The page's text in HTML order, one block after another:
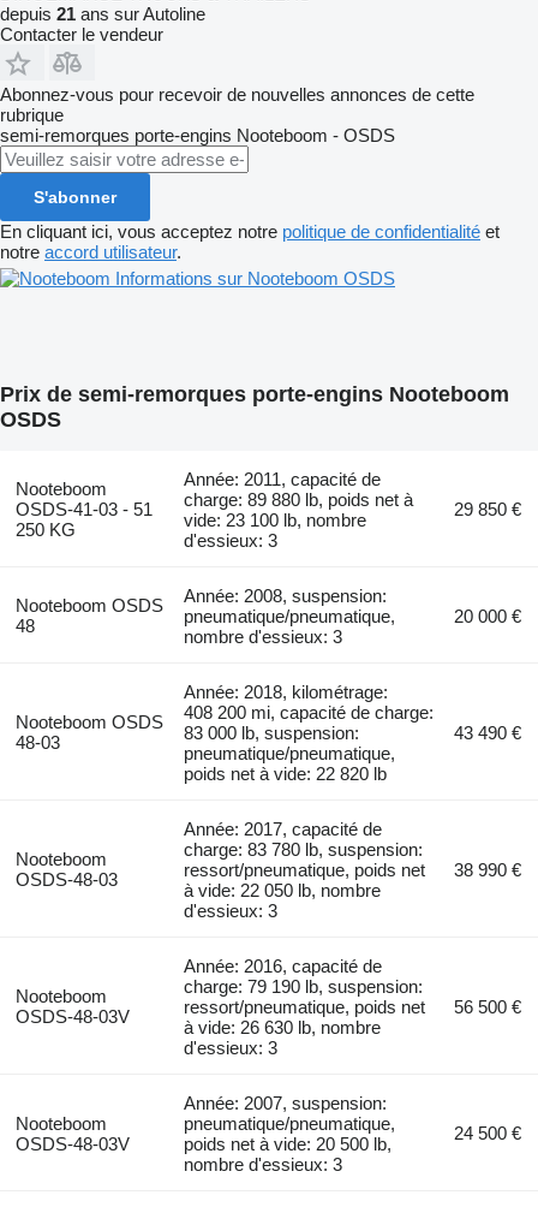
depuis 21 ans sur Autoline
Contacter le vendeur
Abonnez-vous pour recevoir de nouvelles annonces de cette
rubrique
semi-remorques porte-engins Nooteboom - OSDS
S'abonner
En cliquant ici, vous acceptez notre politique de confidentialité et
notre accord utilisateur.
Informations sur Nooteboom OSDS
Prix de semi-remorques porte-engins Nooteboom
OSDS
Nooteboom
OSDS-41-03 - 51
250 KG
Année: 2011, capacité de
charge: 89 880 lb, poids net à
vide: 23 100 lb, nombre
d'essieux: 3
29 850 €
Nooteboom OSDS
48
Année: 2008, suspension:
pneumatique/pneumatique,
nombre d'essieux: 3
20 000 €
Nooteboom OSDS
48-03
Année: 2018, kilométrage:
408 200 mi, capacité de charge:
83 000 lb, suspension:
pneumatique/pneumatique,
poids net à vide: 22 820 lb
43 490 €
Nooteboom
OSDS-48-03
Année: 2017, capacité de
charge: 83 780 lb, suspension:
ressort/pneumatique, poids net
à vide: 22 050 lb, nombre
d'essieux: 3
38 990 €
Nooteboom
OSDS-48-03V
Année: 2016, capacité de
charge: 79 190 lb, suspension:
ressort/pneumatique, poids net
à vide: 26 630 lb, nombre
d'essieux: 3
56 500 €
Nooteboom
OSDS-48-03V
Année: 2007, suspension:
pneumatique/pneumatique,
poids net à vide: 20 500 lb,
nombre d'essieux: 3
24 500 €